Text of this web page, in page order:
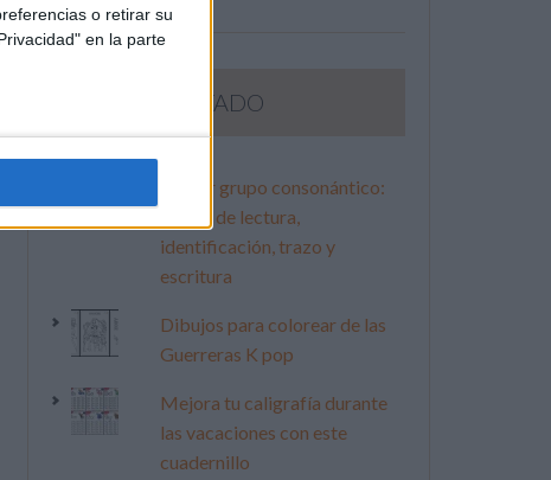
o retirar su
en la parte
LO MÁS VISITADO
Primer grupo consonántico:
Fichas de lectura,
identificación, trazo y
escritura
Dibujos para colorear de las
Guerreras K pop
Mejora tu caligrafía durante
las vacaciones con este
cuadernillo